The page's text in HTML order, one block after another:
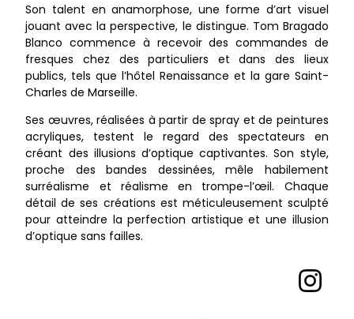
Son talent en anamorphose, une forme d’art visuel
jouant avec la perspective, le distingue. Tom Bragado
Blanco commence à recevoir des commandes de
fresques chez des particuliers et dans des lieux
publics, tels que l’hôtel Renaissance et la gare Saint-
Charles de Marseille.
Ses œuvres, réalisées à partir de spray et de peintures
acryliques, testent le regard des spectateurs en
créant des illusions d’optique captivantes. Son style,
proche des bandes dessinées, mêle habilement
surréalisme et réalisme en trompe-l’œil. Chaque
détail de ses créations est méticuleusement sculpté
pour atteindre la perfection artistique et une illusion
d’optique sans failles.